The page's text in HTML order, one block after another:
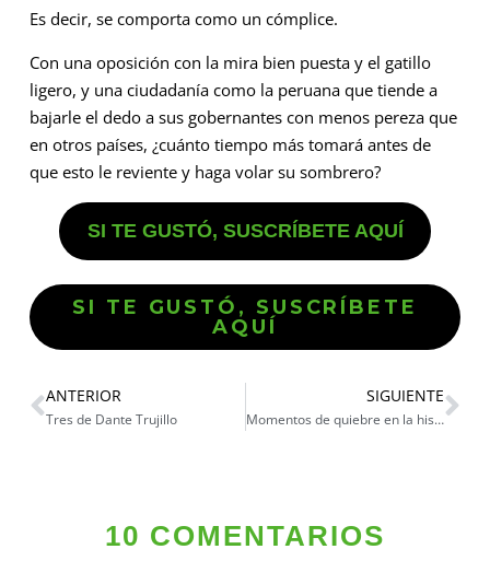
Es decir, se comporta como un cómplice.
Con una oposición con la mira bien puesta y el gatillo
ligero, y una ciudadanía como la peruana que tiende a
bajarle el dedo a sus gobernantes con menos pereza que
en otros países, ¿cuánto tiempo más tomará antes de
que esto le reviente y haga volar su sombrero?
SI TE GUSTÓ, SUSCRÍBETE AQUÍ
SI TE GUSTÓ, SUSCRÍBETE
AQUÍ
ANTERIOR
Tres de Dante Trujillo
SIGUIENTE
Momentos de quiebre en la historia
10 COMENTARIOS